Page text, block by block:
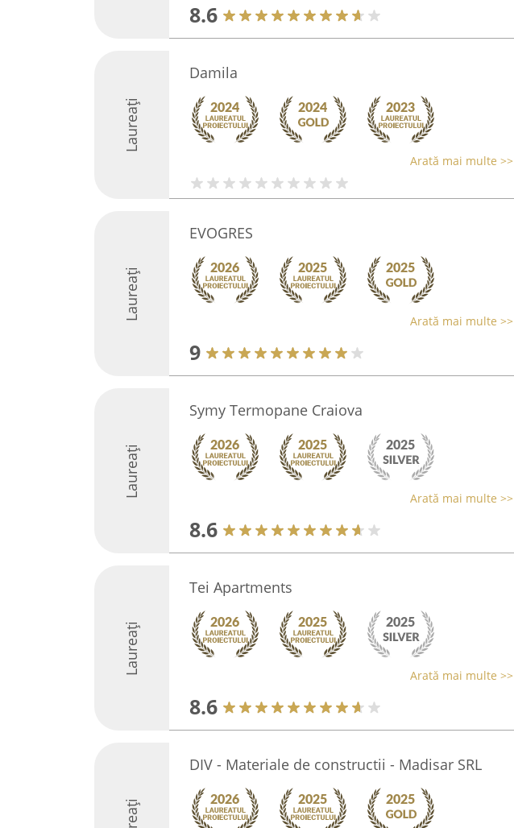
8.6
Laureați
Damila
Arată mai multe >>
Laureați
EVOGRES
Arată mai multe >>
9
Laureați
Symy Termopane Craiova
Arată mai multe >>
8.6
Laureați
Tei Apartments
Arată mai multe >>
8.6
DIV - Materiale de constructii - Madisar SRL